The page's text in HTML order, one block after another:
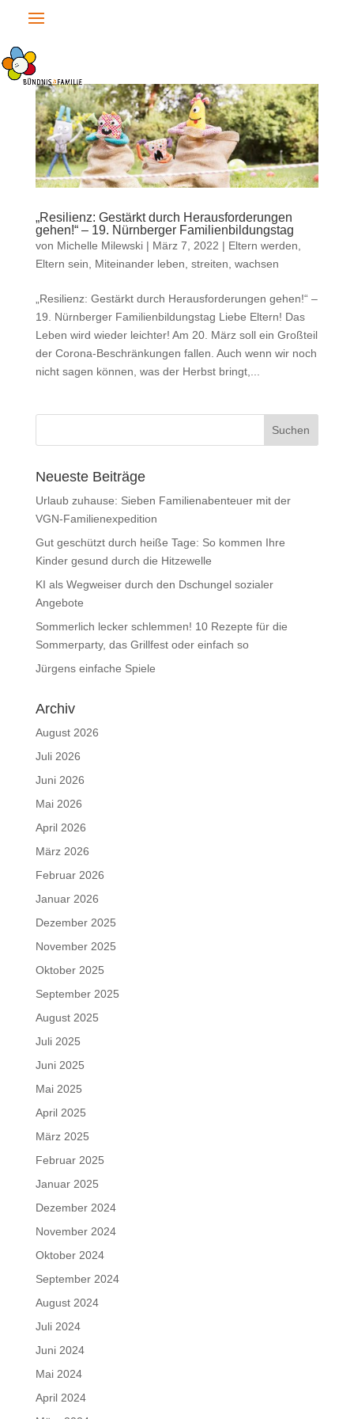
„Resilienz: Gestärkt durch Herausforderungen
gehen!“ – 19. Nürnberger Familienbildungstag
von Michelle Milewski| März 7, 2022 | Eltern werden,
Eltern sein, Miteinander leben, streiten, wachsen
„Resilienz: Gestärkt durch Herausforderungen gehen!“ –
19. Nürnberger Familienbildungstag Liebe Eltern! Das
Leben wird wieder leichter! Am 20. März soll ein Großteil
der Corona-Beschränkungen fallen. Auch wenn wir noch
nicht sagen können, was der Herbst bringt,...
Neueste Beiträge
Urlaub zuhause: Sieben Familienabenteuer mit der
VGN-Familienexpedition
Gut geschützt durch heiße Tage: So kommen Ihre
Kinder gesund durch die Hitzewelle
KI als Wegweiser durch den Dschungel sozialer
Angebote
Sommerlich lecker schlemmen! 10 Rezepte für die
Sommerparty, das Grillfest oder einfach so
Jürgens einfache Spiele
Archiv
August 2026
Juli 2026
Juni 2026
Mai 2026
April 2026
März 2026
Februar 2026
Januar 2026
Dezember 2025
November 2025
Oktober 2025
September 2025
August 2025
Juli 2025
Juni 2025
Mai 2025
April 2025
März 2025
Februar 2025
Januar 2025
Dezember 2024
November 2024
Oktober 2024
September 2024
August 2024
Juli 2024
Juni 2024
Mai 2024
April 2024